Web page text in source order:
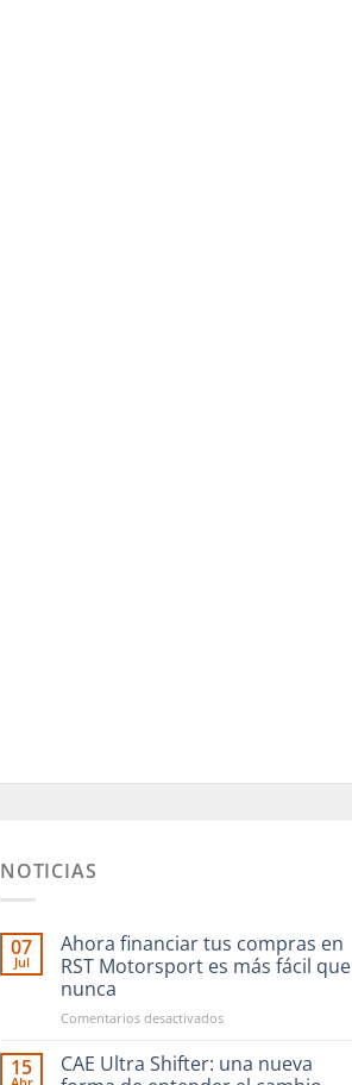
NOTICIAS
07
Jul
Ahora financiar tus compras en
RST Motorsport es más fácil que
nunca
Comentarios desactivadosen
financiar
15
CAE Ultra Shifter: una nueva